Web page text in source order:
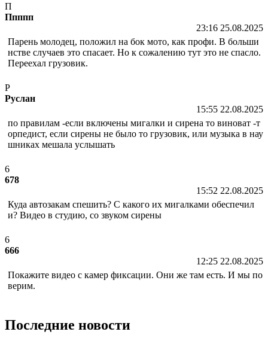
П
Ппппп
23:16 25.08.2025
Парень молодец, положил на бок мото, как профи. В больши
нстве случаев это спасает. Но к сожалению тут это не спасло.
Переехал грузовик.
Р
Руслан
15:55 22.08.2025
по правилам -если включены мигалки и сирена то виноват -т
орпедист, если сирены не было то грузовик, или музыка в нау
шниках мешала услышать
6
678
15:52 22.08.2025
Куда автозакам спешить? С какого их мигалками обеспечил
и? Видео в студию, со звуком сирены
6
666
12:25 22.08.2025
Покажите видео с камер фиксации. Они же там есть. И мы по
верим.
Последние новости